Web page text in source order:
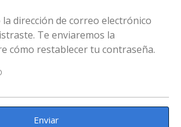
dirección de correo electrónico
Te enviaremos la
cómo restablecer tu contraseña.
Enviar